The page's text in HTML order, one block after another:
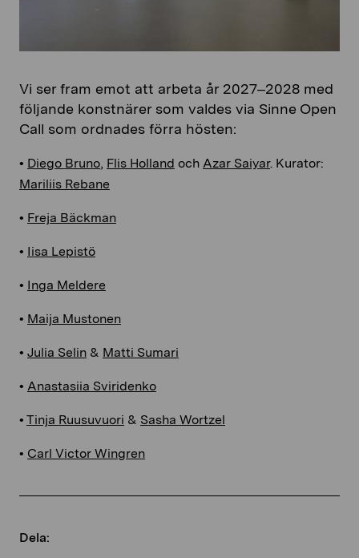
Dela:
Vi ser fram emot att arbeta år 2027–2028 med
följande konstnärer som valdes via Sinne Open
Call som ordnades förra hösten:
• Diego Bruno, Flis Holland och Azar Saiyar. Kurator:
Mariliis Rebane
• Freja Bäckman
• Iisa Lepistö
• Inga Meldere
• Maija Mustonen
• Julia Selin & Matti Sumari
• Anastasiia Sviridenko
• Tinja Ruusuvuori & Sasha Wortzel
• Carl Victor Wingren